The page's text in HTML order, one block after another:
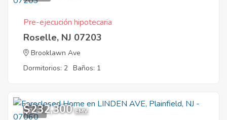
Pre-ejecución hipotecaria
Roselle, NJ 07203
Brooklawn Ave
Dormitorios: 2 Baños: 1
7
$232,300 EMV